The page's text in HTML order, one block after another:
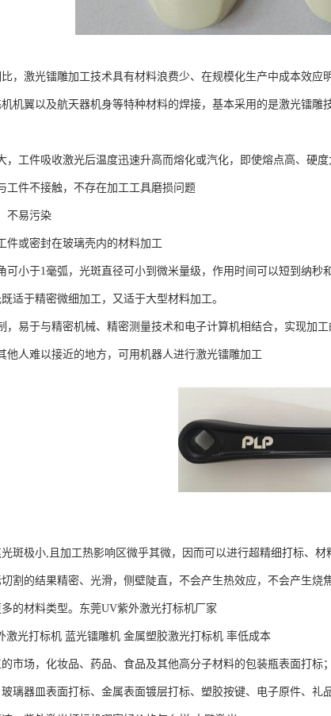
，激光镭雕加工技术具有材料浪费少、在规模化生产中成本效
机翼以及航天器机身等特种材料的焊接，基本采用的是激光镭雕
，工件吸收激光后温度迅速升高而熔化或汽化，即使熔点高、硬
工件不接触，不存在加工工具磨损问题
不易污染
件或密封在玻璃壳内的材料加工
可小于1毫弧，光斑直径可小到微米量级，作用时间可以短到纳
适于精密微细加工，又适于大型材料加工。
，易于与精密机械、精密测量技术和电子计算机相结合，实现加工
他人难以接近的地方，可用机器人进行激光镭雕加工
斑极小,且加工热影响区微乎其微，因而可以进行超精细打标、
割的结果精密、光滑，侧壁陡直，不会产生热效应，不会产生烧
的材料类型。东莞UV紫外激光打标机厂家
激光打标机 蓝光镭雕机 金属塑胶激光打标机 率低成本
市场，化妆品、药品、食品及其他高分子材料的包装瓶表面打标
璃器皿表面打标、金属表面镀层打标、塑胶按键、电子原件、礼